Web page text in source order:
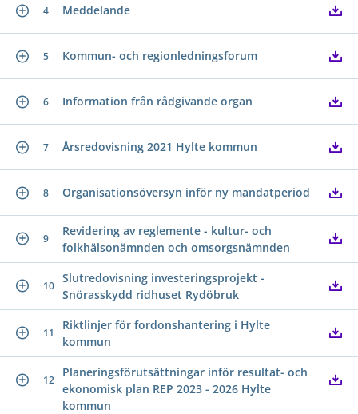
4 Meddelande
5 Kommun- och regionledningsforum
6 Information från rådgivande organ
7 Årsredovisning 2021 Hylte kommun
8 Organisationsöversyn inför ny mandatperiod
9
Revidering av reglemente - kultur- och
folkhälsonämnden och omsorgsnämnden
10
Slutredovisning investeringsprojekt -
Snörasskydd ridhuset Rydöbruk
11
Riktlinjer för fordonshantering i Hylte
kommun
12
Planeringsförutsättningar inför resultat- och
ekonomisk plan REP 2023 - 2026 Hylte
kommun